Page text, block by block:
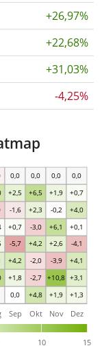
+26,97%
+22,68%
+31,03%
-4,25%
0,0 +4,8 +1,9 +1,3
+1,8 -2,7 +10,8 +3,1
+4,2 -2,0 -3,9 +4,1
-5,7 +4,2 +2,6 -4,1
+0,7 -3,0 +6,1 +0,1
-1,6 +2,3 -0,2 +4,0
+2,5 +6,5 +1,9 +0,7
0,0 0,0 0,0 0,0
10 15
Sep Okt Nov Dez